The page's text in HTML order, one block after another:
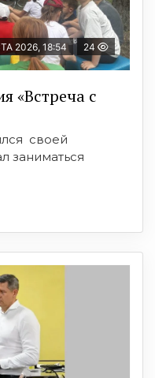
2026, 18:54 24
«Встреча с
своей
заниматься